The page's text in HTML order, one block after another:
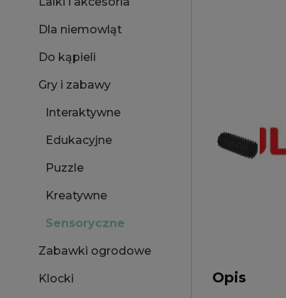
Dla niemowląt
Do kąpieli
Gry i zabawy
Interaktywne
Edukacyjne
Puzzle
Kreatywne
Sensoryczne
Zabawki ogrodowe
Klocki Opis